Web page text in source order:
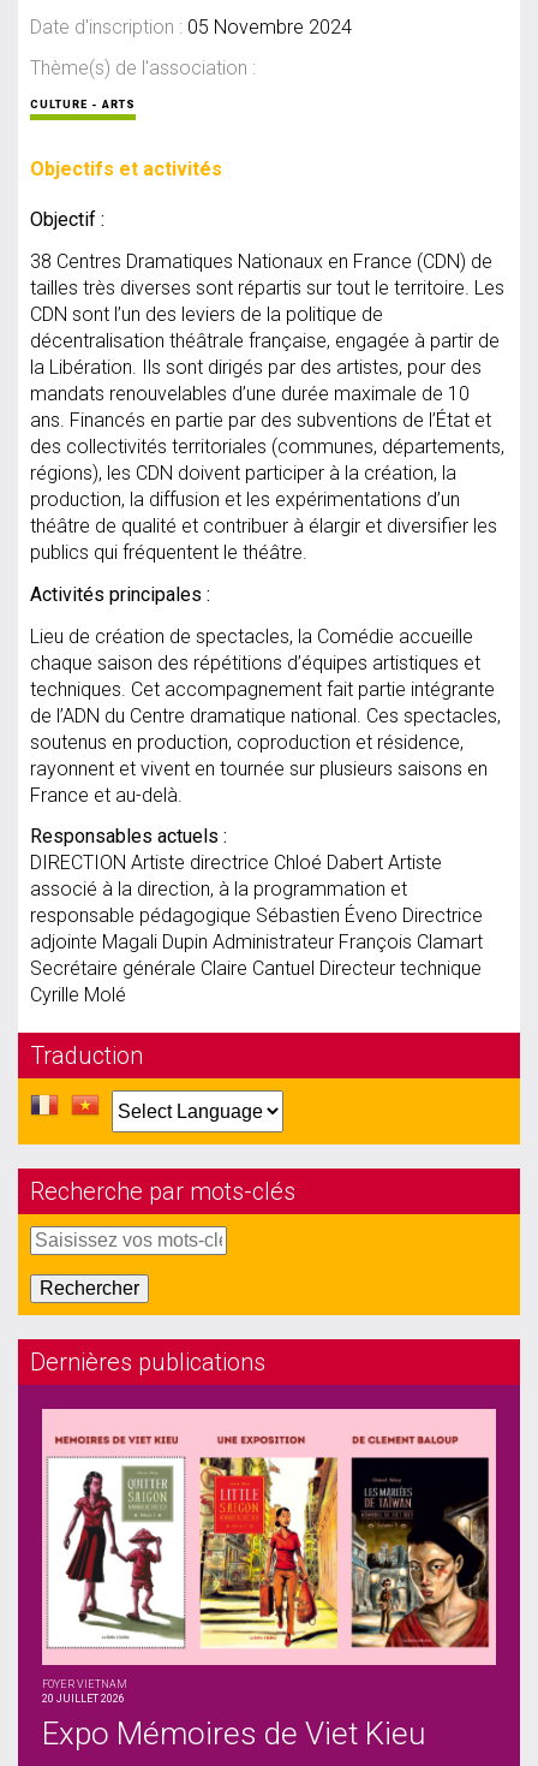
Date d'inscription : 05 Novembre 2024
Thème(s) de l'association :
CULTURE - ARTS
Objectifs et activités
Objectif :
38 Centres Dramatiques Nationaux en France (CDN) de
tailles très diverses sont répartis sur tout le territoire. Les
CDN sont l’un des leviers de la politique de
décentralisation théâtrale française, engagée à partir de
la Libération. Ils sont dirigés par des artistes, pour des
mandats renouvelables d’une durée maximale de 10
ans. Financés en partie par des subventions de l’État et
des collectivités territoriales (communes, départements,
régions), les CDN doivent participer à la création, la
production, la diffusion et les expérimentations d’un
théâtre de qualité et contribuer à élargir et diversifier les
publics qui fréquentent le théâtre.
Activités principales :
Lieu de création de spectacles, la Comédie accueille
chaque saison des répétitions d’équipes artistiques et
techniques. Cet accompagnement fait partie intégrante
de l’ADN du Centre dramatique national. Ces spectacles,
soutenus en production, coproduction et résidence,
rayonnent et vivent en tournée sur plusieurs saisons en
France et au-delà.
Responsables actuels :
DIRECTION Artiste directrice Chloé Dabert Artiste
associé à la direction, à la programmation et
responsable pédagogique Sébastien Éveno Directrice
adjointe Magali Dupin Administrateur François Clamart
Secrétaire générale Claire Cantuel Directeur technique
Cyrille Molé
Traduction
Recherche par mots-clés
Dernières publications
FOYER VIETNAM
20 JUILLET 2026
Expo Mémoires de Viet Kieu